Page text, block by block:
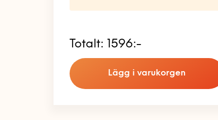
Totalt: 1596:-
Lägg i varukorgen